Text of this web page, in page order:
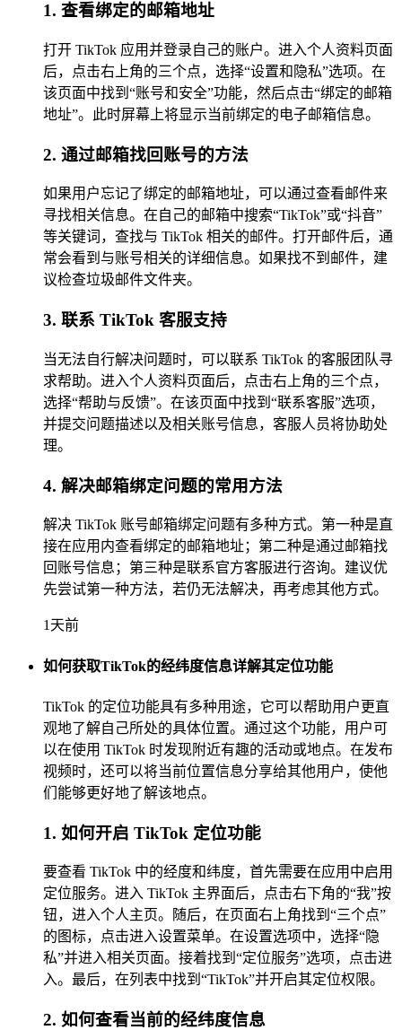
1. 查看绑定的邮箱地址
打开 TikTok 应用并登录自己的账户。进入个人资料页面
后，点击右上角的三个点，选择“设置和隐私”选项。在
该页面中找到“账号和安全”功能，然后点击“绑定的邮箱
地址”。此时屏幕上将显示当前绑定的电子邮箱信息。
2. 通过邮箱找回账号的方法
如果用户忘记了绑定的邮箱地址，可以通过查看邮件来
寻找相关信息。在自己的邮箱中搜索“TikTok”或“抖音”
等关键词，查找与 TikTok 相关的邮件。打开邮件后，通
常会看到与账号相关的详细信息。如果找不到邮件，建
议检查垃圾邮件文件夹。
3. 联系 TikTok 客服支持
当无法自行解决问题时，可以联系 TikTok 的客服团队寻
求帮助。进入个人资料页面后，点击右上角的三个点，
选择“帮助与反馈”。在该页面中找到“联系客服”选项，
并提交问题描述以及相关账号信息，客服人员将协助处
理。
4. 解决邮箱绑定问题的常用方法
解决 TikTok 账号邮箱绑定问题有多种方式。第一种是直
接在应用内查看绑定的邮箱地址；第二种是通过邮箱找
回账号信息；第三种是联系官方客服进行咨询。建议优
先尝试第一种方法，若仍无法解决，再考虑其他方式。
1天前
如何获取TikTok的经纬度信息详解其定位功能
TikTok 的定位功能具有多种用途，它可以帮助用户更直
观地了解自己所处的具体位置。通过这个功能，用户可
以在使用 TikTok 时发现附近有趣的活动或地点。在发布
视频时，还可以将当前位置信息分享给其他用户，使他
们能够更好地了解该地点。
1. 如何开启 TikTok 定位功能
要查看 TikTok 中的经度和纬度，首先需要在应用中启用
定位服务。进入 TikTok 主界面后，点击右下角的“我”按
钮，进入个人主页。随后，在页面右上角找到“三个点”
的图标，点击进入设置菜单。在设置选项中，选择“隐
私”并进入相关页面。接着找到“定位服务”选项，点击进
入。最后，在列表中找到“TikTok”并开启其定位权限。
2. 如何查看当前的经纬度信息